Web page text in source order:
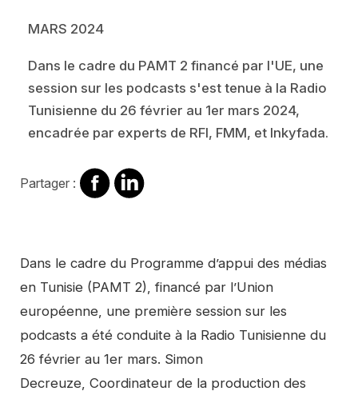
MARS 2024
Dans le cadre du PAMT 2 financé par l'UE, une
session sur les podcasts s'est tenue à la Radio
Tunisienne du 26 février au 1er mars 2024,
encadrée par experts de RFI, FMM, et Inkyfada.
Partager : Partager
sur
Partager
sur
Contenu
Dans le cadre du Programme d’appui des médias
en Tunisie (PAMT 2), financé par l’Union
européenne, une première session sur les
podcasts a été conduite à la Radio Tunisienne du
26 février au 1er mars. Simon
Decreuze, Coordinateur de la production des